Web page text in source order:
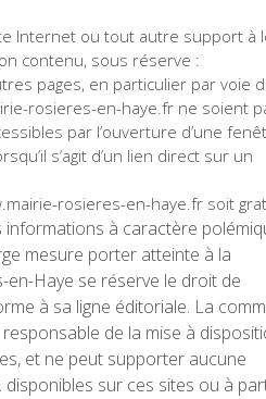
Internet ou tout autre support à
contenu, sous réserve :
pages, en particulier par voie
rosieres-en-haye.fr ne soient
par l’ouverture d’une
s’agit d’un lien direct sur un
rosieres-en-haye.fr soit
informations à caractère
mesure porter atteinte à la
en-Haye se réserve le droit de
à sa ligne éditoriale. La
de la mise à
et ne peut supporter aucune
sur ces sites ou à